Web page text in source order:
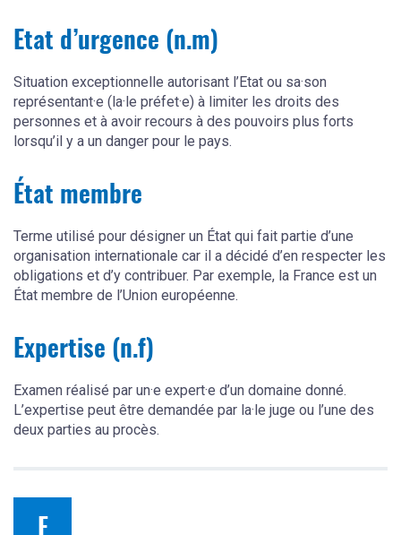
Etat d’urgence (n.m)
Situation exceptionnelle autorisant l’Etat ou sa·son
représentant·e (la·le préfet·e) à limiter les droits des
personnes et à avoir recours à des pouvoirs plus forts
lorsqu’il y a un danger pour le pays.
État membre
Terme utilisé pour désigner un État qui fait partie d’une
organisation internationale car il a décidé d’en respecter les
obligations et d’y contribuer. Par exemple, la France est un
État membre de l’Union européenne.
Expertise (n.f)
Examen réalisé par un·e expert·e d’un domaine donné.
L’expertise peut être demandée par la·le juge ou l’une des
deux parties au procès.
F